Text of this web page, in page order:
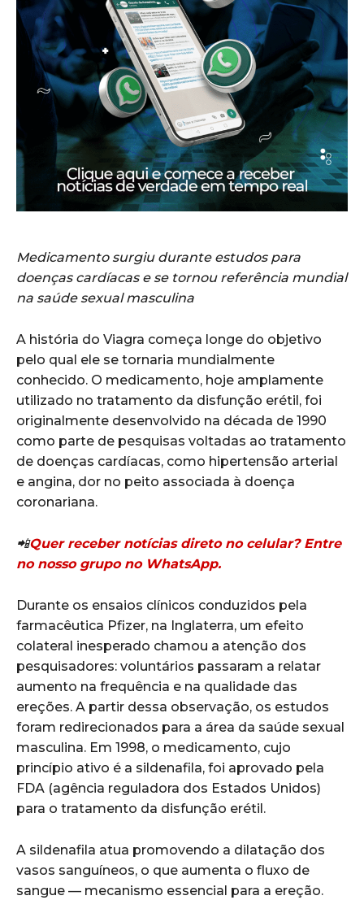
Medicamento surgiu durante estudos para
doenças cardíacas e se tornou referência mundial
na saúde sexual masculina
A história do Viagra começa longe do objetivo
pelo qual ele se tornaria mundialmente
conhecido. O medicamento, hoje amplamente
utilizado no tratamento da disfunção erétil, foi
originalmente desenvolvido na década de 1990
como parte de pesquisas voltadas ao tratamento
de doenças cardíacas, como hipertensão arterial
e angina, dor no peito associada à doença
coronariana.
📲Quer receber notícias direto no celular? Entre
no nosso grupo no WhatsApp.
Durante os ensaios clínicos conduzidos pela
farmacêutica Pfizer, na Inglaterra, um efeito
colateral inesperado chamou a atenção dos
pesquisadores: voluntários passaram a relatar
aumento na frequência e na qualidade das
ereções. A partir dessa observação, os estudos
foram redirecionados para a área da saúde sexual
masculina. Em 1998, o medicamento, cujo
princípio ativo é a sildenafila, foi aprovado pela
FDA (agência reguladora dos Estados Unidos)
para o tratamento da disfunção erétil.
A sildenafila atua promovendo a dilatação dos
vasos sanguíneos, o que aumenta o fluxo de
sangue — mecanismo essencial para a ereção.